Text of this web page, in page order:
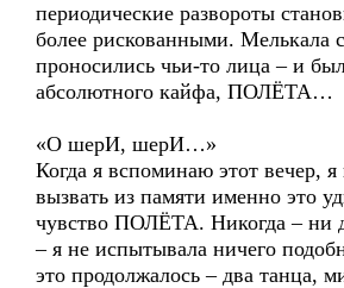
периодические развороты
более рискованными. Мелькала
проносились чьи-то лица – и
абсолютного кайфа, ПОЛЁТА…
«О шерИ, шерИ…»
Когда я вспоминаю этот вечер,
вызвать из памяти именно это
чувство ПОЛЁТА. Никогда – ни
– я не испытывала ничего
это продолжалось – два танца,